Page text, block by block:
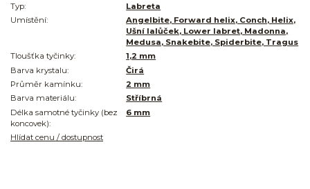
Typ:
Labreta
Umístění:
Angelbite, Forward helix, Conch, Helix,
Ušní lalůček, Lower labret, Madonna,
Medusa, Snakebite, Spiderbite, Tragus
Tloušťka tyčinky:
1,2 mm
Barva krystalu:
Čirá
Průměr kamínku:
2 mm
Barva materiálu:
Stříbrná
Délka samotné tyčinky (bez
koncovek):
6 mm
Hlídat cenu / dostupnost